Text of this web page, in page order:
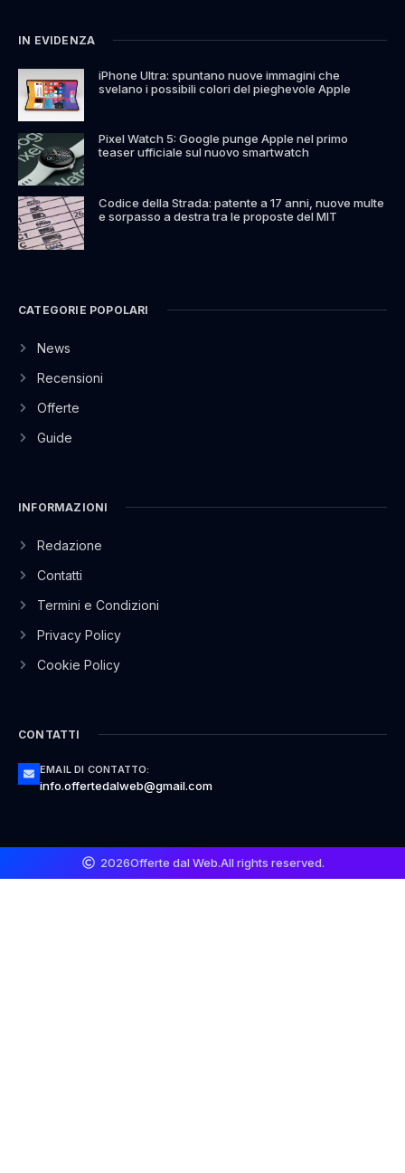
IN EVIDENZA
iPhone Ultra: spuntano nuove immagini che
svelano i possibili colori del pieghevole Apple
Pixel Watch 5: Google punge Apple nel primo
teaser ufficiale sul nuovo smartwatch
Codice della Strada: patente a 17 anni, nuove multe
e sorpasso a destra tra le proposte del MIT
CATEGORIE POPOLARI
News
Recensioni
Offerte
Guide
INFORMAZIONI
Redazione
Contatti
Termini e Condizioni
Privacy Policy
Cookie Policy
CONTATTI
EMAIL DI CONTATTO:
info.offertedalweb@gmail.com
2026Offerte dal Web.All rights reserved.